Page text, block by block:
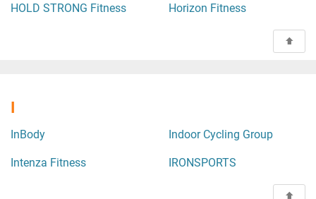
HOLD STRONG Fitness Horizon Fitness
I
InBody Indoor Cycling Group
Intenza Fitness IRONSPORTS